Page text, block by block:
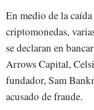
En medio de la
criptomonedas,
se declaran en
Arrows Capital,
fundador, Sam
acusado de fraude.